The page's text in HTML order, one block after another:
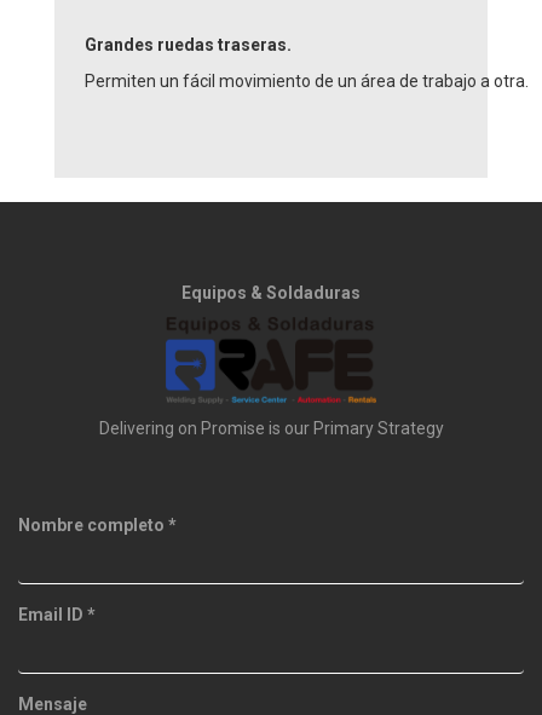
Grandes ruedas traseras.
Permiten un fácil movimiento de un área de trabajo a otra.
Equipos & Soldaduras
Delivering on Promise is our Primary Strategy
Nombre completo *
Email ID *
Mensaje